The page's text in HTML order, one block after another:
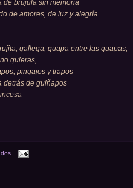
de brújula sin memoria
de amores, de luz y alegría.
gallega, guapa entre las guapas,
quieras,
pingajos y trapos
detrás de guiñapos